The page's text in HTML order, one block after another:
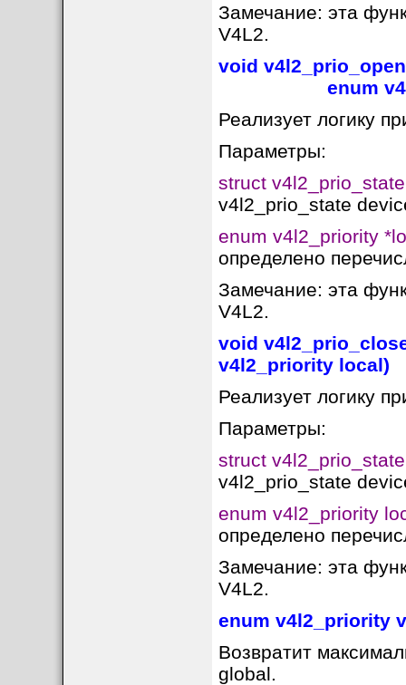
Замечание: эта
V4L2.
void
enum
Реализует логику
Параметры:
struct
v4l2_prio_state
enum v4l2_priority
определено
Замечание: эта
V4L2.
void
v4l2_priority local)
Реализует логику
Параметры:
struct
v4l2_prio_state
enum v4l2_priority
определено
Замечание: эта
V4L2.
enum v4l2_priority
Возвратит
global.